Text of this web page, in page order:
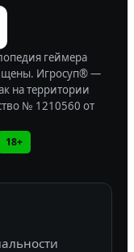
геймера
Игросуп® —
на территории
№ 1210560 от
18+